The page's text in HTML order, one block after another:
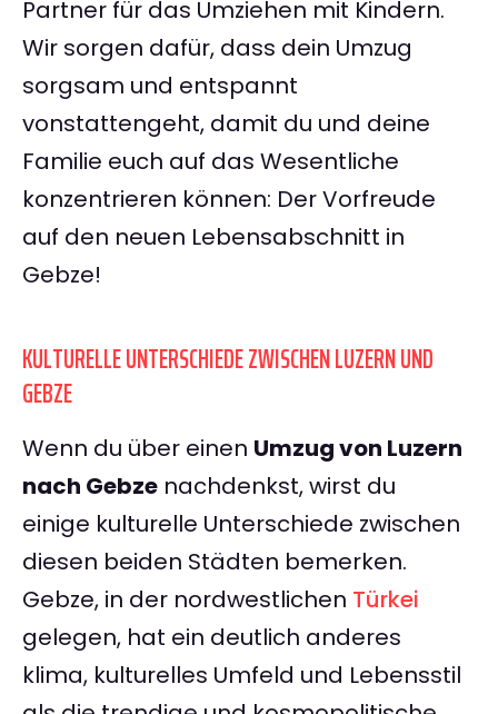
Partner für das Umziehen mit Kindern.
Wir sorgen dafür, dass dein Umzug
sorgsam und entspannt
vonstattengeht, damit du und deine
Familie euch auf das Wesentliche
konzentrieren können: Der Vorfreude
auf den neuen Lebensabschnitt in
Gebze!
KULTURELLE UNTERSCHIEDE ZWISCHEN LUZERN UND
GEBZE
Wenn du über einen Umzug von Luzern
nach Gebze nachdenkst, wirst du
einige kulturelle Unterschiede zwischen
diesen beiden Städten bemerken.
Gebze, in der nordwestlichen Türkei
gelegen, hat ein deutlich anderes
klima, kulturelles Umfeld und Lebensstil